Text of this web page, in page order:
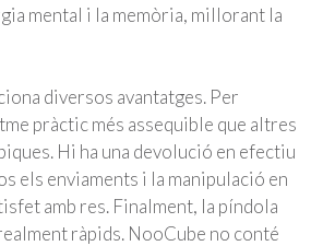
mental i la memòria, millorant la
diversos avantatges. Per
pràctic més assequible que altres
Hi ha una devolució en efectiu
els enviaments i la manipulació en
amb res. Finalment, la píndola
ràpids. NooCube no conté